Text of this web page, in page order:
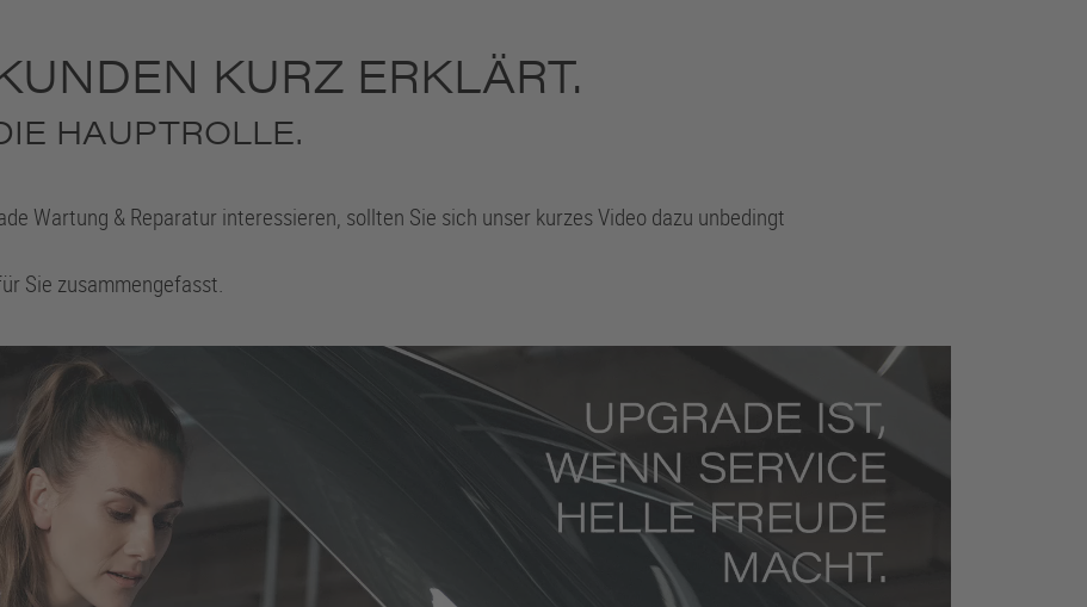
KURZ ERKLÄRT.
HAUPTROLLE.
Wartung & Reparatur interessieren, sollten Sie sich unser kurzes Video dazu unbedingt
Sie zusammengefasst.